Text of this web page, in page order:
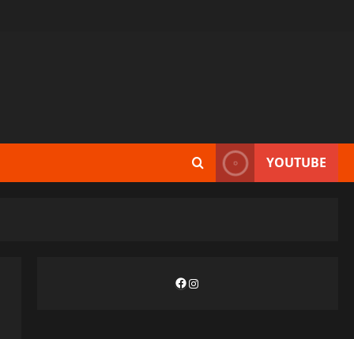
YOUTUBE
Facebook
Instagram